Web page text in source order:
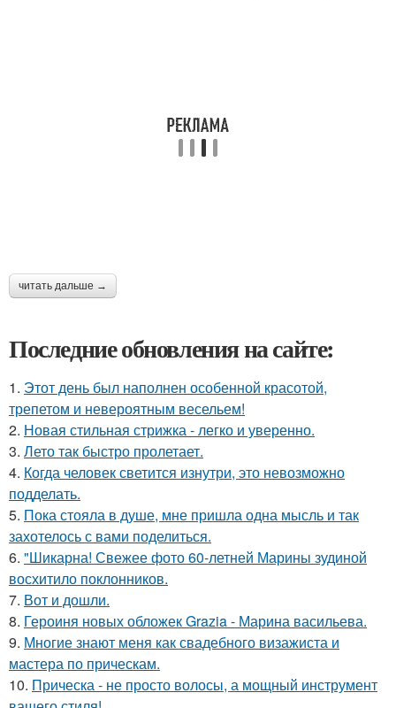
читать дальше →
Последние обновления на сайте:
1. Этот день был наполнен особенной красотой,
трепетом и невероятным весельем!
2. Новая стильная стрижка - легко и уверенно.
3. Лето так быстро пролетает.
4. Когда человек светится изнутри, это невозможно
подделать.
5. Пока стояла в душе, мне пришла одна мысль и так
захотелось с вами поделиться.
6. "Шикарна! Свежее фото 60-летней Марины зудиной
восхитило поклонников.
7. Вот и дошли.
8. Героиня новых обложек Grazia - Марина васильева.
9. Многие знают меня как свадебного визажиста и
мастера по прическам.
10. Прическа - не просто волосы, а мощный инструмент